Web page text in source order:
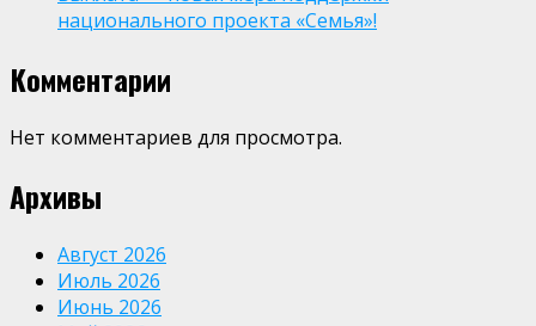
национального проекта «Семья»!
Комментарии
Нет комментариев для просмотра.
Архивы
Август 2026
Июль 2026
Июнь 2026